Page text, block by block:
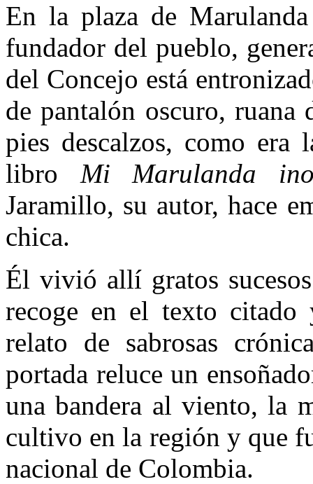
En la plaza de
fundador del pueblo,
del Concejo está
de pantalón oscuro, ruana
pies descalzos, como era
libro Mi Marulanda
Jaramillo, su autor, hace
chica.
Él vivió allí gratos
recoge en el texto
relato de sabrosas
portada reluce un
una bandera al viento, la
cultivo en la región y que
nacional de Colombia.